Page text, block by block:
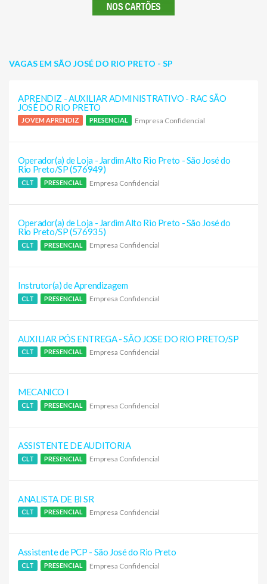
VAGAS EM SÃO JOSÉ DO RIO PRETO - SP
APRENDIZ - AUXILIAR ADMINISTRATIVO - RAC SÃO
JOSÉ DO RIO PRETO
JOVEM APRENDIZ PRESENCIAL Empresa Confidencial
Operador(a) de Loja - Jardim Alto Rio Preto - São José do
Rio Preto/SP (576949)
CLT PRESENCIAL Empresa Confidencial
Operador(a) de Loja - Jardim Alto Rio Preto - São José do
Rio Preto/SP (576935)
CLT PRESENCIAL Empresa Confidencial
Instrutor(a) de Aprendizagem
CLT PRESENCIAL Empresa Confidencial
AUXILIAR PÓS ENTREGA - SÃO JOSE DO RIO PRETO/SP
CLT PRESENCIAL Empresa Confidencial
MECANICO I
CLT PRESENCIAL Empresa Confidencial
ASSISTENTE DE AUDITORIA
CLT PRESENCIAL Empresa Confidencial
ANALISTA DE BI SR
CLT PRESENCIAL Empresa Confidencial
Assistente de PCP - São José do Rio Preto
CLT PRESENCIAL Empresa Confidencial